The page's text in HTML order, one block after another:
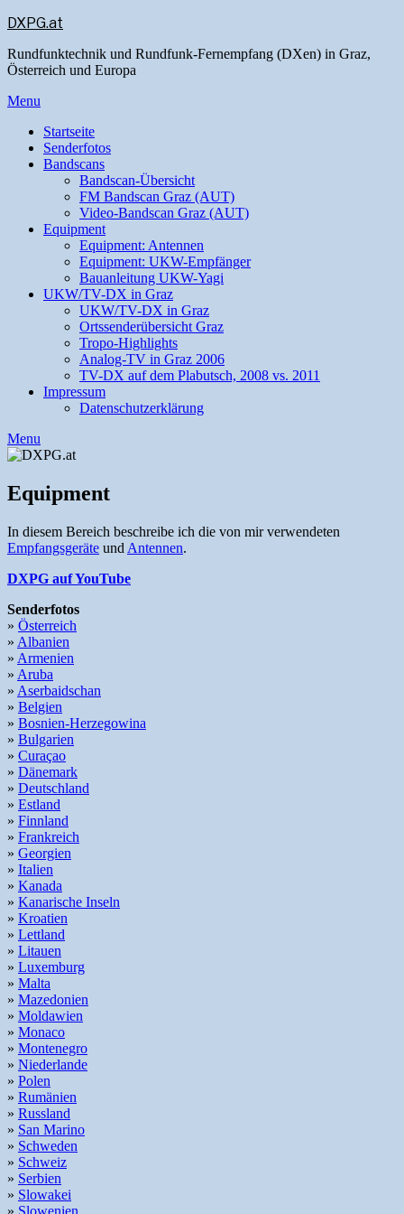
DXPG.at
Rundfunktechnik und Rundfunk-Fernempfang (DXen) in Graz,
Österreich und Europa
Menu
Startseite
Senderfotos
Bandscans
Bandscan-Übersicht
FM Bandscan Graz (AUT)
Video-Bandscan Graz (AUT)
Equipment
Equipment: Antennen
Equipment: UKW-Empfänger
Bauanleitung UKW-Yagi
UKW/TV-DX in Graz
UKW/TV-DX in Graz
Ortssenderübersicht Graz
Tropo-Highlights
Analog-TV in Graz 2006
TV-DX auf dem Plabutsch, 2008 vs. 2011
Impressum
Datenschutzerklärung
Menu
Equipment
In diesem Bereich beschreibe ich die von mir verwendeten
Empfangsgeräte und Antennen.
DXPG auf YouTube
Senderfotos
» Österreich
» Albanien
» Armenien
» Aruba
» Aserbaidschan
» Belgien
» Bosnien-Herzegowina
» Bulgarien
» Curaçao
» Dänemark
» Deutschland
» Estland
» Finnland
» Frankreich
» Georgien
» Italien
» Kanada
» Kanarische Inseln
» Kroatien
» Lettland
» Litauen
» Luxemburg
» Malta
» Mazedonien
» Moldawien
» Monaco
» Montenegro
» Niederlande
» Polen
» Rumänien
» Russland
» San Marino
» Schweden
» Schweiz
» Serbien
» Slowakei
» Slowenien